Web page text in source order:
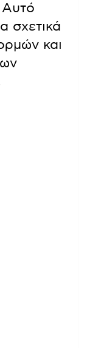
Αυτό
σχετικά
και